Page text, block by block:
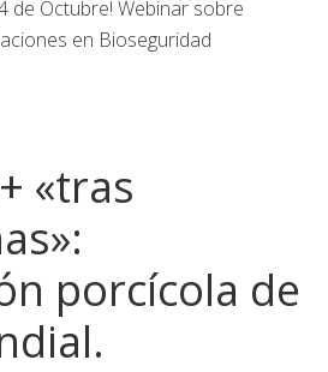
de Octubre! Webinar sobre
en Bioseguridad
«tras
porcícola de